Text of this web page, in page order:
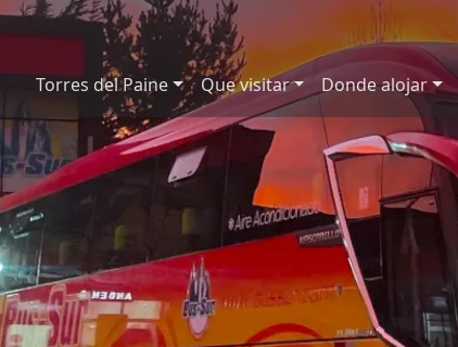
Torres del Paine Que visitar Donde alojar